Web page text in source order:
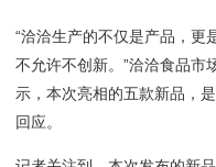
“洽洽生产的不仅是产品，更
不允许不创新。”洽洽食品市
示，本次亮相的五款新品，
回应。